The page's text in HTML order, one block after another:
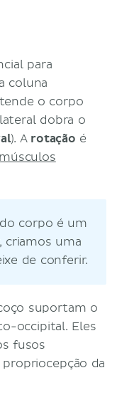
para
coluna
o corpo
dobra o
). A rotação é
músculos
corpo é um
criamos uma
de conferir.
suportam o
occipital. Eles
fusos
da